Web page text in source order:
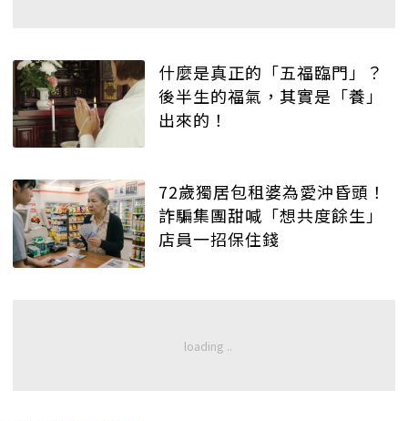
什麼是真正的「五福臨門」？
後半生的福氣，其實是「養」
出來的！
72歲獨居包租婆為愛沖昏頭！
詐騙集團甜喊「想共度餘生」
店員一招保住錢